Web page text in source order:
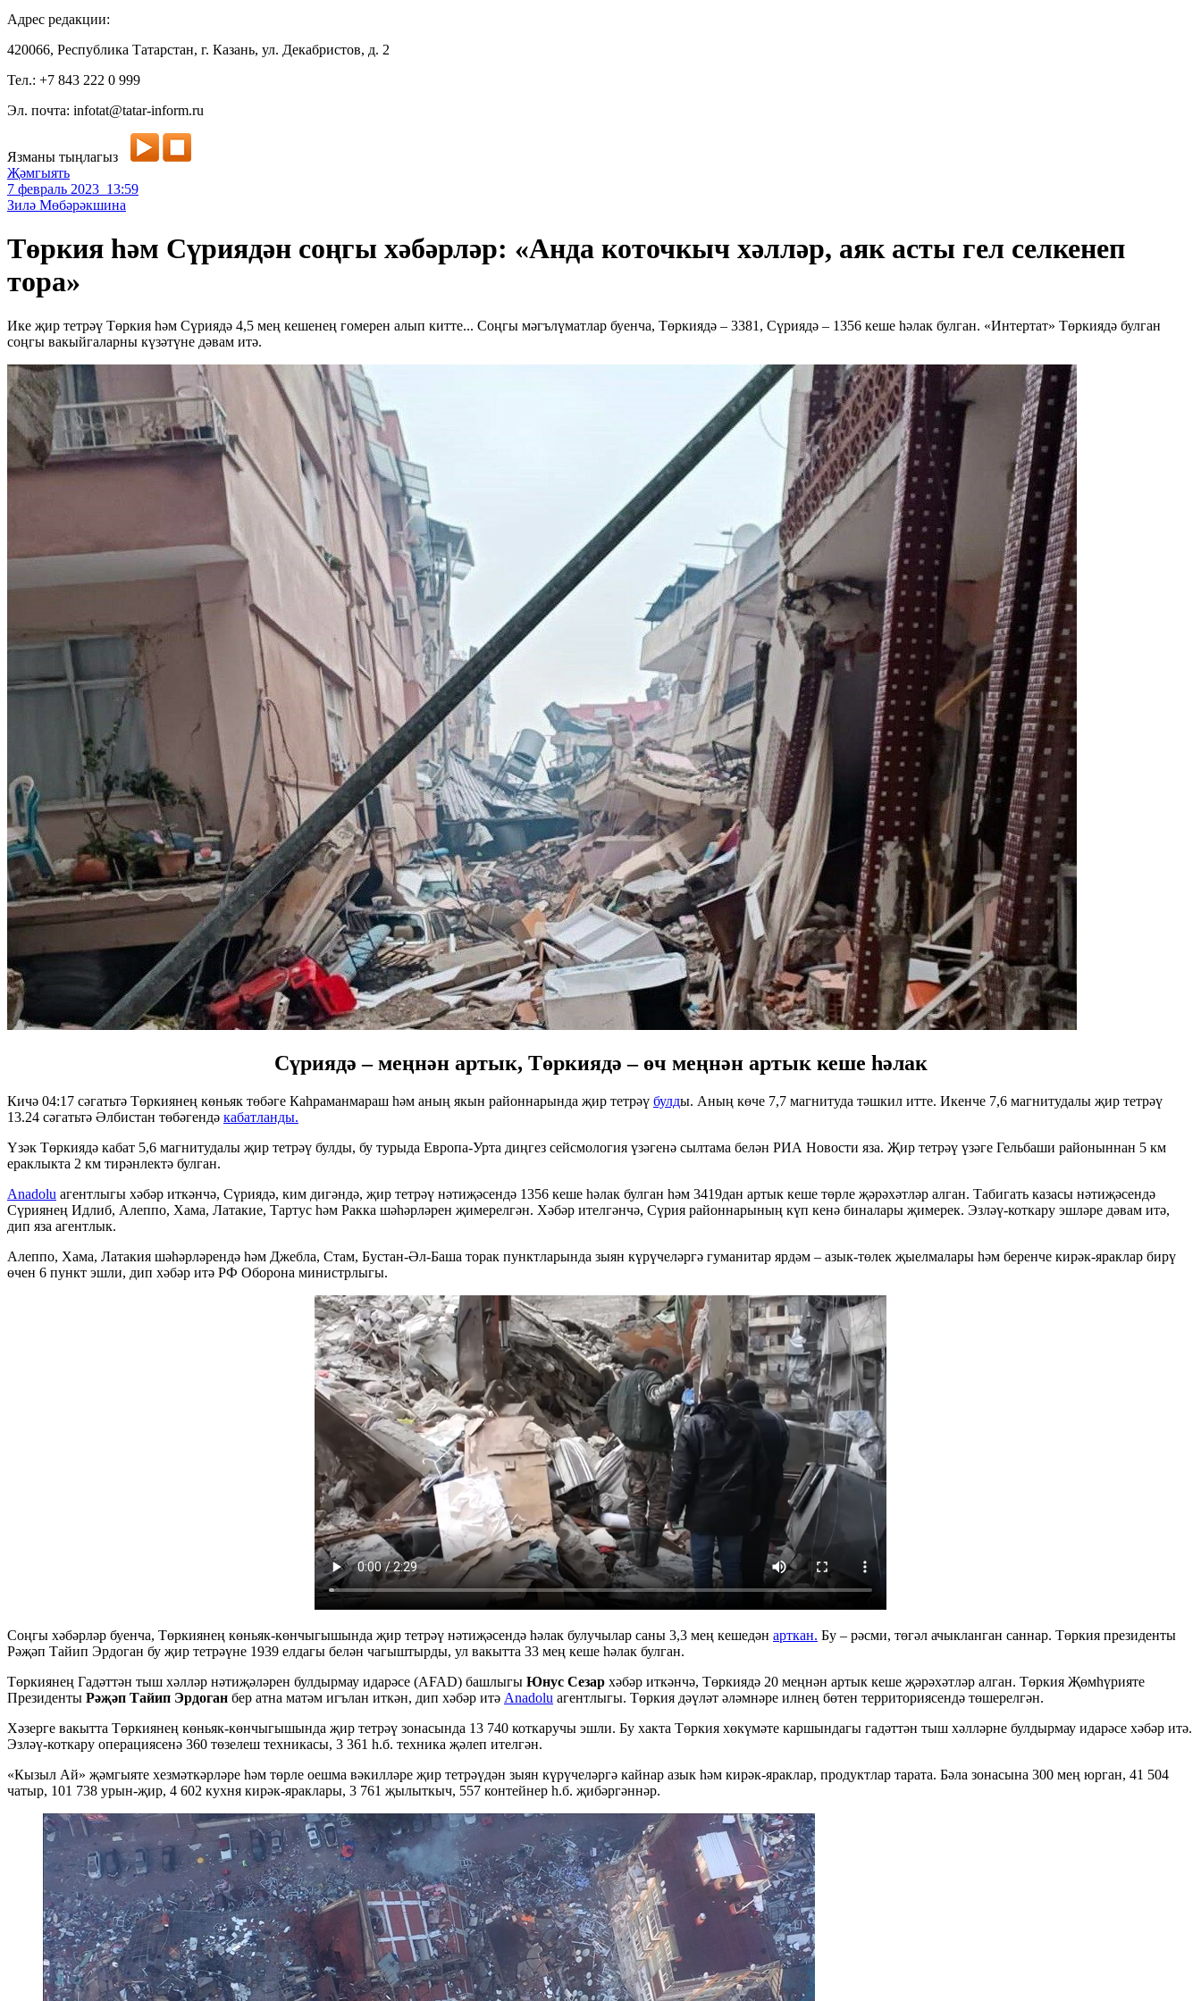
Адрес редакции:
420066, Республика Татарстан, г. Казань, ул. Декабристов, д. 2
Тел.: +7 843 222 0 999
Эл. почта: infotat@tatar-inform.ru
Язманы тыңлагыз
Җәмгыять
7 февраль 2023 13:59
Зилә Мөбәрәкшина
Төркия һәм Сүриядән соңгы хәбәрләр: «Анда коточкыч хәлләр, аяк асты гел селкенеп
тора»
Ике җир тетрәү Төркия һәм Сүриядә 4,5 мең кешенең гомерен алып китте... Соңгы мәгълүматлар буенча, Төркиядә – 3381, Сүриядә – 1356 кеше һәлак булган. «Интертат» Төркиядә булган
соңгы вакыйгаларны күзәтүне дәвам итә.
Сүриядә – меңнән артык, Төркиядә – өч меңнән артык кеше һәлак
Кичә 04:17 сәгатьтә Төркиянең көньяк төбәге Каһраманмараш һәм аның якын районнарында җир тетрәү булды. Аның көче 7,7 магнитуда тәшкил итте. Икенче 7,6 магнитудалы җир тетрәү
13.24 сәгатьтә Әлбистан төбәгендә кабатланды.
Үзәк Төркиядә кабат 5,6 магнитудалы җир тетрәү булды, бу турыда Европа-Урта диңгез сейсмология үзәгенә сылтама белән РИА Новости яза. Җир тетрәү үзәге Гельбаши районыннан 5 км
ераклыкта 2 км тирәнлектә булган.
Anadolu агентлыгы хәбәр иткәнчә, Сүриядә, ким дигәндә, җир тетрәү нәтиҗәсендә 1356 кеше һәлак булган һәм 3419дан артык кеше төрле җәрәхәтләр алган. Табигать казасы нәтиҗәсендә
Сүриянең Идлиб, Алеппо, Хама, Латакие, Тартус һәм Ракка шәһәрләрен җимерелгән. Хәбәр ителгәнчә, Сүрия районнарының күп кенә биналары җимерек. Эзләү-коткару эшләре дәвам итә,
дип яза агентлык.
Алеппо, Хама, Латакия шәһәрләрендә һәм Джебла, Стам, Бустан-Әл-Баша торак пунктларында зыян күрүчеләргә гуманитар ярдәм – азык-төлек җыелмалары һәм беренче кирәк-яраклар бирү
өчен 6 пункт эшли, дип хәбәр итә РФ Оборона министрлыгы.
Соңгы хәбәрләр буенча, Төркиянең көньяк-көнчыгышында җир тетрәү нәтиҗәсендә һәлак булучылар саны 3,3 мең кешедән арткан. Бу – рәсми, төгәл ачыкланган саннар. Төркия президенты
Рәҗәп Тайип Эрдоган бу җир тетрәүне 1939 елдагы белән чагыштырды, ул вакытта 33 мең кеше һәлак булган.
Төркиянең Гадәттән тыш хәлләр нәтиҗәләрен булдырмау идарәсе (AFAD) башлыгы Юнус Сезар хәбәр иткәнчә, Төркиядә 20 меңнән артык кеше җәрәхәтләр алган. Төркия Җөмһүрияте
Президенты Рәҗәп Тайип Эрдоган бер атна матәм игълан иткән, дип хәбәр итә Anadolu агентлыгы. Төркия дәүләт әләмнәре илнең бөтен территориясендә төшерелгән.
Хәзерге вакытта Төркиянең көньяк-көнчыгышында җир тетрәү зонасында 13 740 коткаручы эшли. Бу хакта Төркия хөкүмәте каршындагы гадәттән тыш хәлләрне булдырмау идарәсе хәбәр итә.
Эзләү-коткару операциясенә 360 төзелеш техникасы, 3 361 һ.б. техника җәлеп ителгән.
«Кызыл Ай» җәмгыяте хезмәткәрләре һәм төрле оешма вәкилләре җир тетрәүдән зыян күрүчеләргә кайнар азык һәм кирәк-яраклар, продуктлар тарата. Бәла зонасына 300 мең юрган, 41 504
чатыр, 101 738 урын-җир, 4 602 кухня кирәк-яраклары, 3 761 җылыткыч, 557 контейнер һ.б. җибәргәннәр.